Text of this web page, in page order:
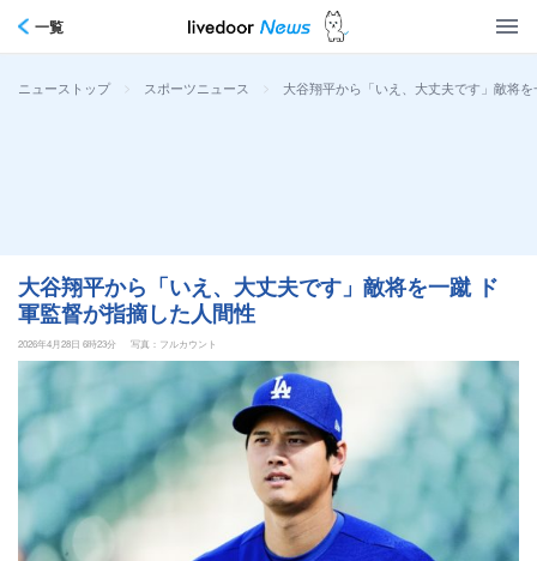
一覧
ニューストップ > スポーツニュース > 大谷翔平から「いえ、大丈夫です」敵将
大谷翔平から「いえ、大丈夫です」敵将を一蹴 ド
軍監督が指摘した人間性
2026年4月28日 6時23分 写真：フルカウント